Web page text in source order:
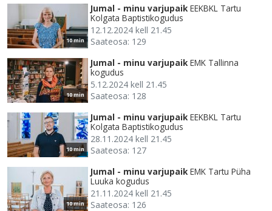
10 min
Jumal - minu varjupaik EEKBKL Tartu
Kolgata Baptistikogudus
12.12.2024 kell 21.45
Saateosa: 129
10 min
Jumal - minu varjupaik EMK Tallinna
kogudus
5.12.2024 kell 21.45
Saateosa: 128
10 min
Jumal - minu varjupaik EEKBKL Tartu
Kolgata Baptistikogudus
28.11.2024 kell 21.45
Saateosa: 127
10 min
Jumal - minu varjupaik EMK Tartu Püha
Luuka kogudus
21.11.2024 kell 21.45
Saateosa: 126